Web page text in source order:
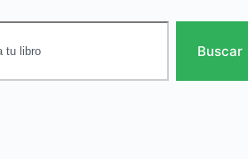
Buscar